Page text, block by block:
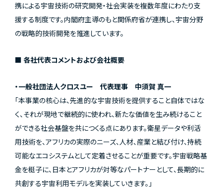
携による宇宙技術の研究開発・社会実装を複数年度にわたり支
援する制度です。内閣府主導のもと関係府省が連携し、宇宙分野
の戦略的技術開発を推進しています。
■ 各社代表コメントおよび会社概要
・一般社団法人クロスユー 代表理事 中須賀 真一
「本事業の核心は、先進的な宇宙技術を提供すること自体ではな
く、それが現地で継続的に使われ、新たな価値を生み続けること
ができる社会基盤を共につくる点にあります。衛星データや利活
用技術を、アフリカの実際のニーズ、人材、産業と結び付け、持続
可能なエコシステムとして定着させることが重要です。宇宙戦略基
金を梃子に、日本とアフリカが対等なパートナーとして、長期的に
共創する宇宙利用モデルを実装していきます。」